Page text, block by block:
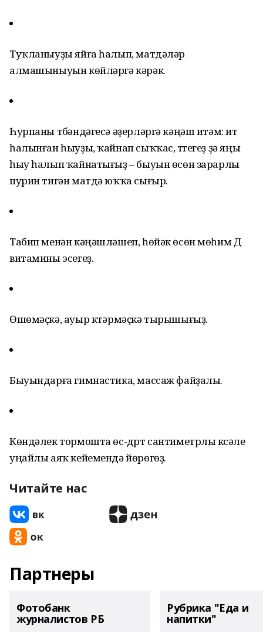
Туҡланыуҙы яйға һалып, матдәләр
алмашыныуын көйләргә кәрәк.
Һурпаны түбәндәгесә әҙерләргә кәңәш итәм: ит
һалынған һыуҙы, ҡайнап сыҡҡас, түгегеҙ ҙә яңы
һыу һалып ҡайнатығыҙ – быуын өсөн зарарлы
пурин тигән матдә юҡҡа сығыр.
Табип менән кәңәшләшеп, һөйәк өсөн мөһим Д
витамины эсегеҙ.
Өшөмәҫкә, ауыр күтәрмәҫкә тырышығыҙ.
Быуындарға гимнастика, массаж файҙалы.
Көндәлек тормошта өс-дүрт сантиметрлы үксәле
уңайлы аяҡ кейемендә йөрөгөҙ.
Читайте нас
Партнеры
Фотобанк
журналистов РБ
Рубрика "Еда и
напитки"